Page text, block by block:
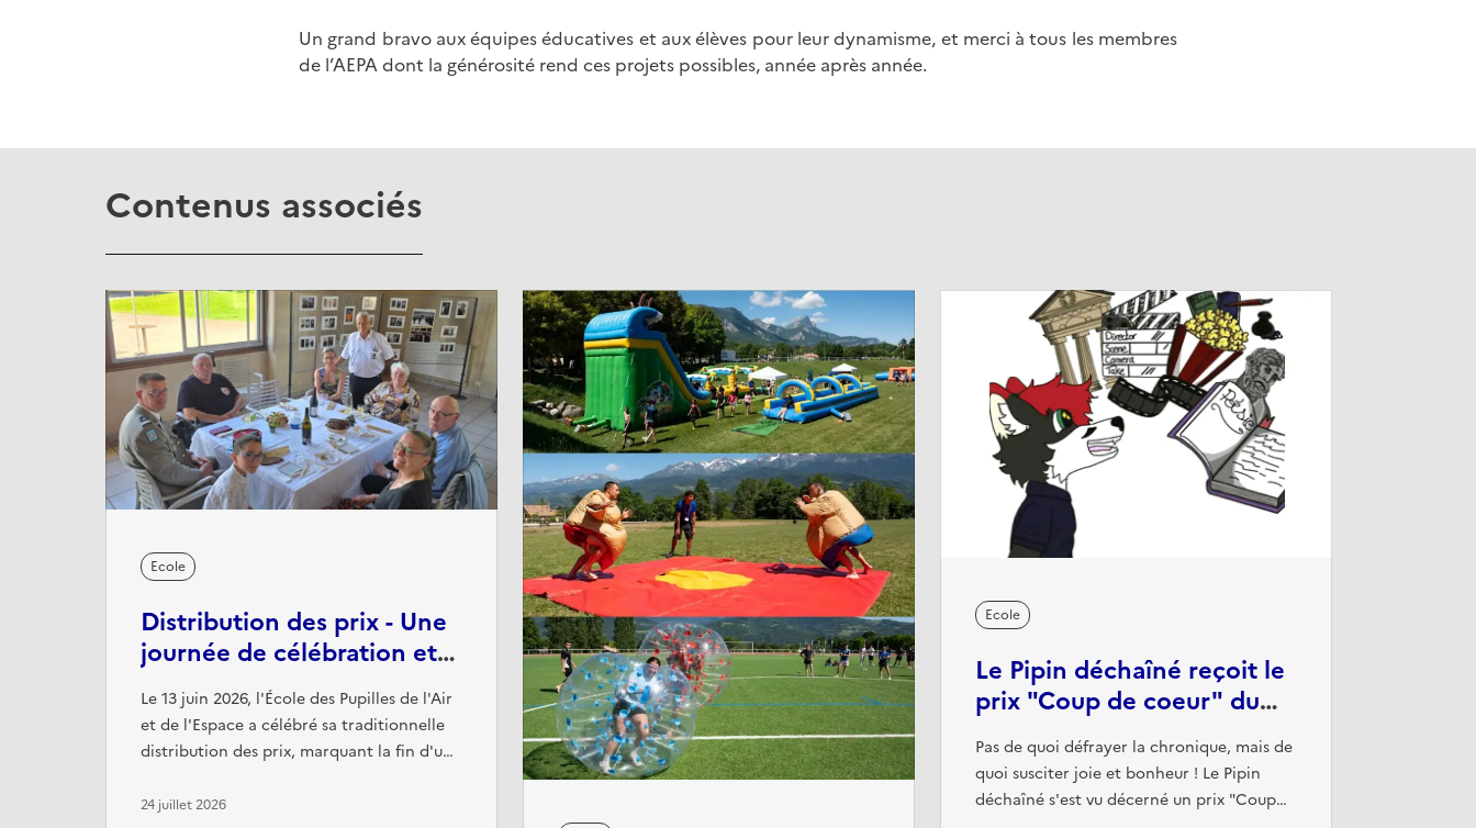
Un grand bravo aux équipes éducatives et aux élèves pour leur dynamisme, et merci à tous les membres
de l’AEPA dont la générosité rend ces projets possibles, année après année.
Contenus associés
Ecole
Distribution des prix - Une
journée de célébration et
de retrouvailles
Le 13 juin 2026, l'École des Pupilles de l'Air
et de l'Espace a célébré sa traditionnelle
distribution des prix, marquant la fin d'une
élèves les plus méritants pour leur
24 juillet 2026
Ecole
Le Pipin déchaîné reçoit le
prix "Coup de coeur" du
jury académique du CLEMI
Pas de quoi défrayer la chronique, mais de
quoi susciter joie et bonheur ! Le Pipin
déchaîné s'est vu décerné un prix "Coup